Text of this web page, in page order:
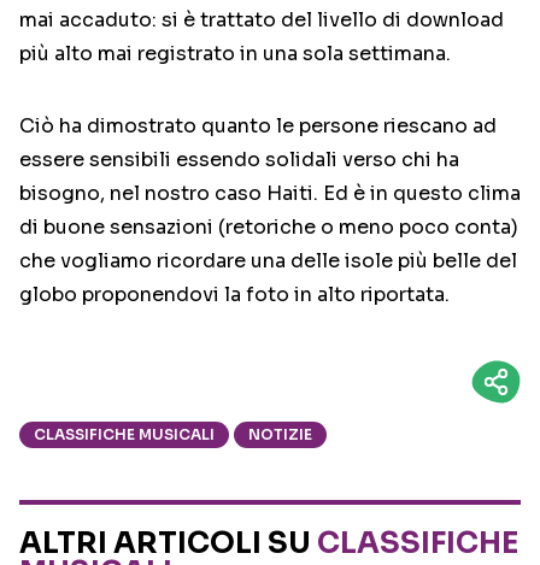
mai accaduto: si è trattato del livello di download
più alto mai registrato in una sola settimana.
Ciò ha dimostrato quanto le persone riescano ad
essere sensibili essendo solidali verso chi ha
bisogno, nel nostro caso Haiti. Ed è in questo clima
di buone sensazioni (retoriche o meno poco conta)
che vogliamo ricordare una delle isole più belle del
globo proponendovi la foto in alto riportata.
CLASSIFICHE MUSICALI NOTIZIE
ALTRI ARTICOLI SU CLASSIFICHE